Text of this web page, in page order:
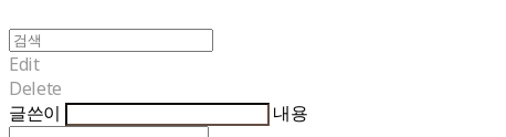
Edit
Delete
글쓴이
내용